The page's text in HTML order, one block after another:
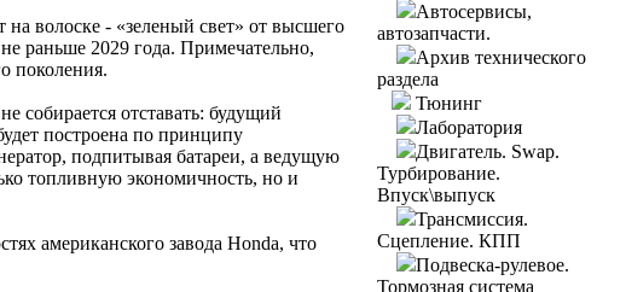
на волоске - «зеленый свет» от высшего
раньше 2029 года. Примечательно,
поколения.
собирается отставать: будущий
построена по принципу
подпитывая батареи, а ведущую
топливную экономичность, но и
американского завода Honda, что
Автосервисы,
автозапчасти.
Архив технического
раздела
Тюнинг
Лаборатория
Двигатель. Swap.
Турбирование.
Впуск\выпуск
Трансмиссия.
Сцепление. КПП
Подвеска-рулевое.
Тормозная система